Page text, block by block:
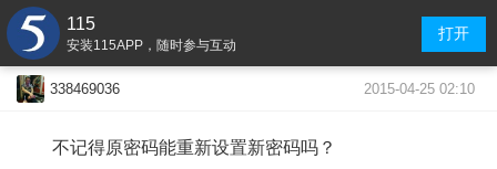
115
安装115APP，随时参与互动
打开
338469036 2015-04-25 02:10
不记得原密码能重新设置新密码吗？